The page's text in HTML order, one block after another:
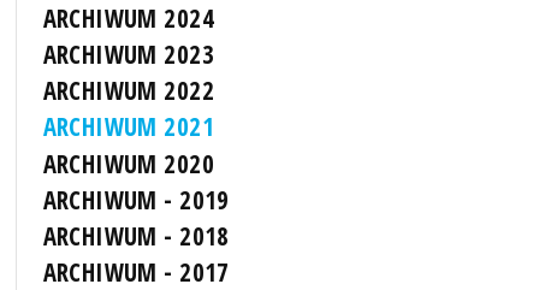
ARCHIWUM 2024
ARCHIWUM 2023
ARCHIWUM 2022
ARCHIWUM 2021
ARCHIWUM 2020
ARCHIWUM - 2019
ARCHIWUM - 2018
ARCHIWUM - 2017